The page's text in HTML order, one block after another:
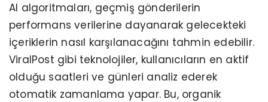
AI algoritmaları, geçmiş gönderilerin
performans verilerine dayanarak gelecekteki
içeriklerin nasıl karşılanacağını tahmin edebilir.
ViralPost gibi teknolojiler, kullanıcıların en aktif
olduğu saatleri ve günleri analiz ederek
otomatik zamanlama yapar. Bu, organik